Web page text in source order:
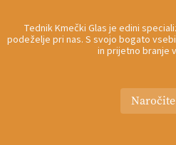
Tednik Kmečki Glas je edini
podeželje pri nas. S svojo bogato
in prijetno branje
Naročite